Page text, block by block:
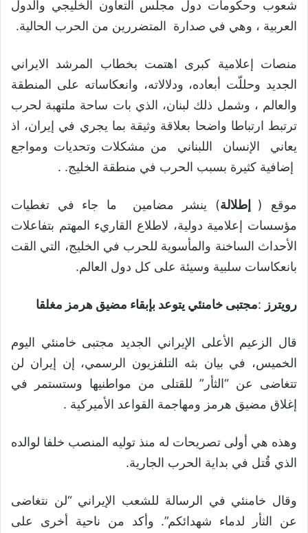
شعوب وحكومات دول مجلس التعاون الخليجي والدول
العربية ، وهي في صدارة المتضررين من الحرب الحالية.
منصات إعلامية كبرى اهتمت بخطاب المرشد الايراني
الجديد وحللّت أبعاده، ودلالاته، وانعكاساته على المنطقة
والعالم ، وشمل ذلك لبنان، الذي بات ساحة ملتهبة لحرب
ترتبط ارتباطا واضحا بعلاقة وثيقة بما يجري في إيران، اذ
يعاني الإنسان اللبناني من مشكلات وتحديات ومواجع
إضافية كثيرة بسبب الحرب في منطقة الخليج. .
موقع ( إطلالة) ينشر مضامين ما جاء في تغطيات
مؤسسات إعلامية دولية، لاطلاع القاريء المهتم بتفاعلات
الأحداث الساخنة والمأسوية للحرب في الخليج، التي القت
بانعكاسات سلبية وسيئة على كل دول العالم.
رويترز :مجتبى خامنئي يتوعد بإبقاء مضيق هرمز مغلقا
قال الزعيم الأعلى الإيراني الجديد مجتبى خامنئي اليوم
الخميس، في بيان بثه التلفزيون الرسمي، إن إيران لن
تتغاضى عن “الثأر” للقتلى من مواطنيها وستستمر في
إغلاق مضيق هرمز ومهاجمة القواعد الأميركية .
وهذه هي أولى تصريحات له منذ توليه المنصب خلفا لوالده
الذي قُتل في بداية الحرب الجارية.
وقال خامنئي في الرسالة للشعب الإيراني “لن نتغاضى
عن الثأر لدماء شهدائكم”. وأكد من ناحية أخرى على